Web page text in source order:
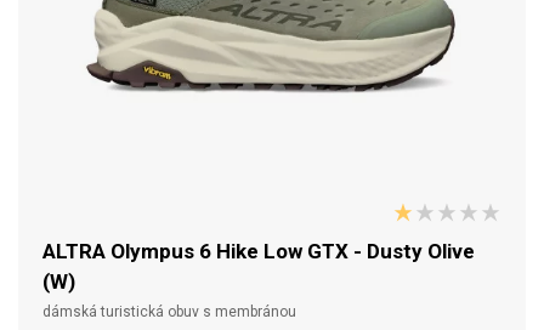
ALTRA Olympus 6 Hike Low GTX - Dusty Olive
(W)
dámská turistická obuv s membránou